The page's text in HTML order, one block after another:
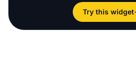
Try this widget